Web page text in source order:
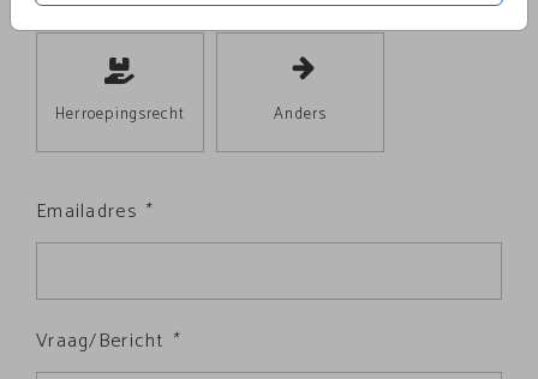
Herroepingsrecht Anders
Emailadres *
Vraag/Bericht *